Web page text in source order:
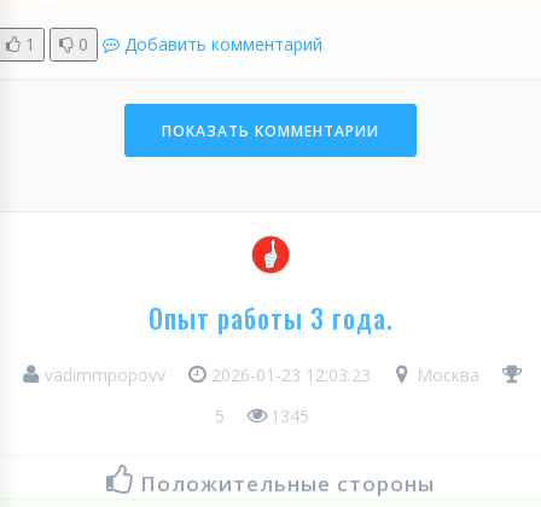
1 0 Добавить комментарий
ПОКАЗАТЬ КОММЕНТАРИИ
Опыт работы 3 года.
vadimmpopovv 2026-01-23 12:03:23
Москва
5
1345
Положительные стороны